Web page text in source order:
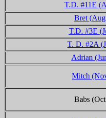
T.D. #11E
Bret
T.D. #3E
T. D. #2A
Adrian
Mitch
Babs